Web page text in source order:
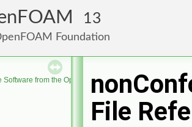
13
Foundation
Software from the OpenFOAM Foundation
File